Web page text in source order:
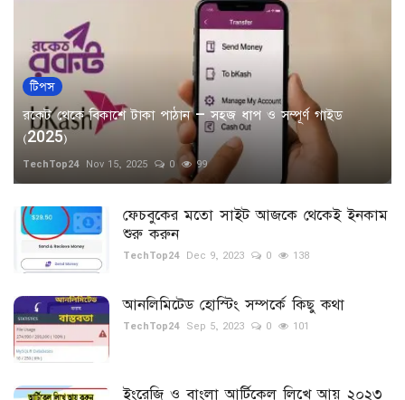
টিপস
রকেট থেকে বিকাশে টাকা পাঠান – সহজ ধাপ ও সম্পূর্ণ গাইড
(2025)
TechTop24 Nov 15, 2025 0 99
ফেচবুকের মতো সাইট আজকে থেকেই ইনকাম
শুরু করুন
TechTop24 Dec 9, 2023 0 138
আনলিমিটেড হোস্টিং সম্পর্কে কিছু কথা
TechTop24 Sep 5, 2023 0 101
ইংরেজি ও বাংলা আর্টিকেল লিখে আয় ২০২৩